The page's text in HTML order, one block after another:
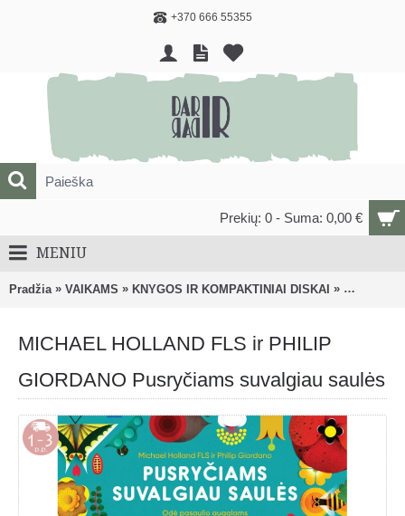
+370 666 55355
Prekių: 0 - Suma: 0,00 €
MENIU
Pradžia » VAIKAMS » KNYGOS IR KOMPAKTINIAI DISKAI » Knygos,
MICHAEL HOLLAND FLS ir PHILIP
GIORDANO Pusryčiams suvalgiau saulės